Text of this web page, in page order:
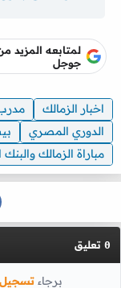
لمتابعه
جوجل
اخبار الزمالك
الدوري المصري
مباراة الزمالك والبنك
0 تعليق
برجاء